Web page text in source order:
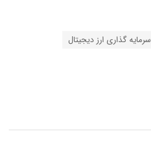
سرمایه گذاری ارز دیجیتال